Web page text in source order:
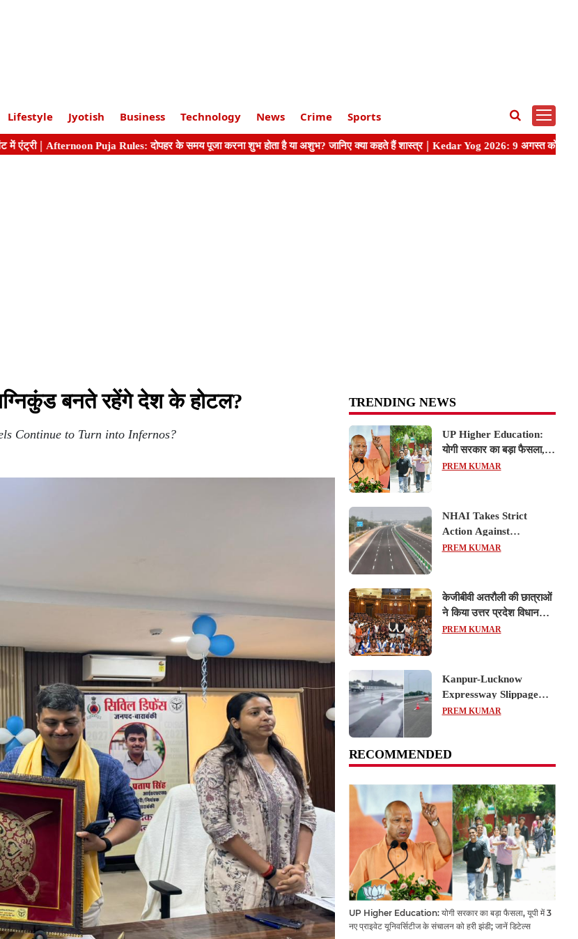
Lifestyle Jyotish Business Technology News Crime Sports
बनते रहेंगे देश के होटल?
Continue to Turn into Infernos?
TRENDING NEWS
UP Higher Education:
योगी सरकार का बड़ा फैसला,
यूपी में 3 नए प्राइवेट
PREM KUMAR
NHAI Takes Strict
Action Against
Concessionaire,
Expressway Issues
PREM KUMAR
केजीबीवी अतरौली की छात्राओं
ने किया उत्तर प्रदेश विधानसभा
का शैक्षिक भ्रमण, लोकतांत्रिक
PREM KUMAR
Kanpur-Lucknow
Expressway Slippage
Action: कानपुर-लखनऊ
और कंपनियों पर गिरी गाज,
PREM KUMAR
RECOMMENDED
UP Higher Education: योगी सरकार का बड़ा फैसला, यूपी में 3
नए प्राइवेट यूनिवर्सिटीज के संचालन को हरी झंडी; जानें डिटेल्स